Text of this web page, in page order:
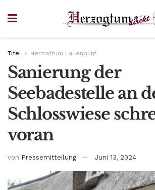
Titel Herzogtum Lauenburg
Sanierung der
Seebadestelle an
Schlosswiese
voran
von Pressemitteilung Juni 13, 2024